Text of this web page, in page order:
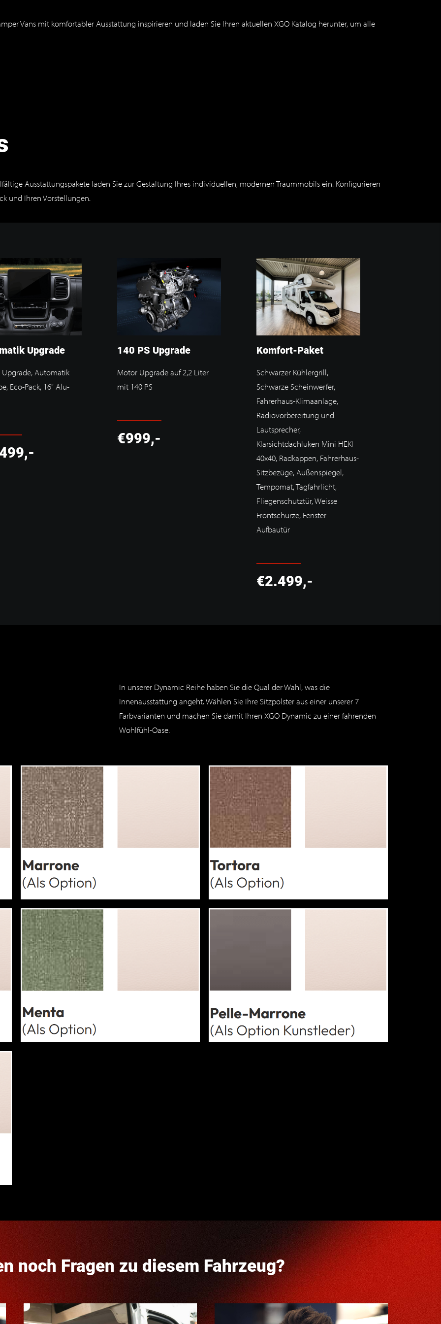
Vans mit komfortabler Ausstattung inspirieren und laden Sie Ihren aktuellen XGO Katalog herunter, um alle
Ausstattungspakete laden Sie zur Gestaltung Ihres individuellen, modernen Traummobils ein. Konfigurieren
und Ihren Vorstellungen.
Upgrade
Upgrade, Automatik
Eco-Pack, 16" Alu-
140 PS Upgrade
Motor Upgrade auf 2,2 Liter
mit 140 PS
€999,-
Komfort-Paket
Schwarzer Kühlergrill,
Schwarze Scheinwerfer,
Fahrerhaus-Klimaanlage,
Radiovorbereitung und
Lautsprecher,
Klarsichtdachluken Mini HEKI
40x40, Radkappen, Fahrerhaus-
Sitzbezüge, Außenspiegel,
Tempomat, Tagfahrlicht,
Fliegenschutztür, Weisse
Frontschürze, Fenster
Aufbautür
€2.499,-
In unserer Dynamic Reihe haben Sie die Qual der Wahl, was die
Innenausstattung angeht. Wählen Sie Ihre Sitzpolster aus einer unserer 7
Farbvarianten und machen Sie damit Ihren XGO Dynamic zu einer fahrenden
Wohlfühl-Oase.
noch Fragen zu diesem Fahrzeug?